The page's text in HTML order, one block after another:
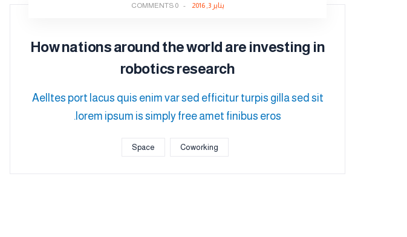
يناير 3, 2016 -
0 COMMENTS
How nations around the world are investing in
robotics research
Aelltes port lacus quis enim var sed efficitur turpis gilla sed sit
lorem ipsum is simply free amet finibus eros.
Coworking
Space